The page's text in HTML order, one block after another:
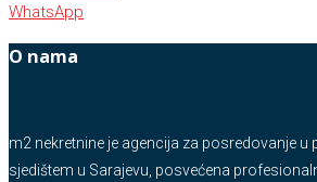
WhatsApp
O nama
m2 nekretnine je agencija za posredovanje u
sjedištem u Sarajevu, posvećena